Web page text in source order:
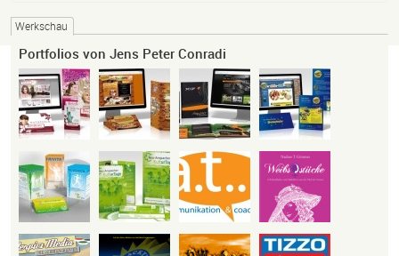
Werkschau
Portfolios von Jens Peter Conradi